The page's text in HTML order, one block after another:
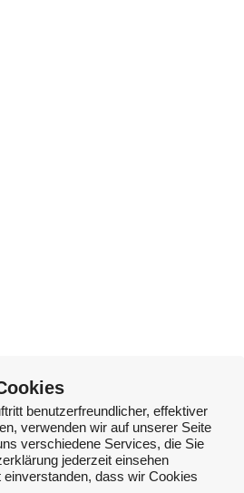
benutzerfreundlicher, effektiver
verwenden wir auf unserer Seite
verschiedene Services, die Sie
jederzeit einsehen
einverstanden, dass wir Cookies